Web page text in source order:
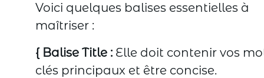
Voici quelques balises essentielles à
maîtriser :
{ Balise Title : Elle doit contenir vos
clés principaux et être concise.